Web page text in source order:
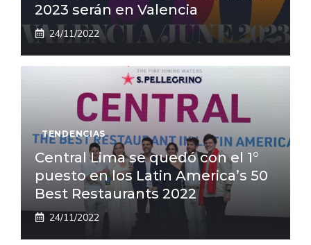
2023 serán en Valencia
24/11/2022
TENDENCIAS
Central Lima se quedó con el 1°
puesto en los Latin America’s 50
Best Restaurants 2022
24/11/2022